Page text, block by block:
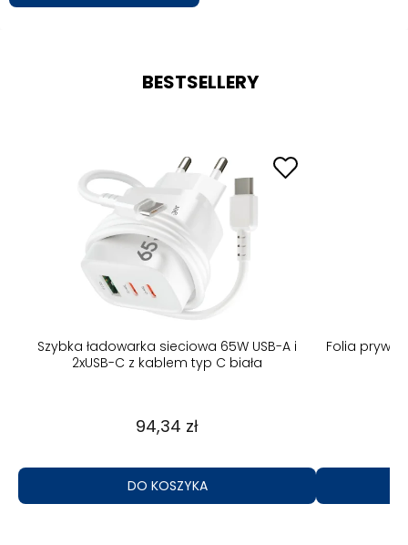
BESTSELLERY
Szybka ładowarka sieciowa 65W USB-A i
2xUSB-C z kablem typ C biała
94,34 zł
DO KOSZYKA
Folia